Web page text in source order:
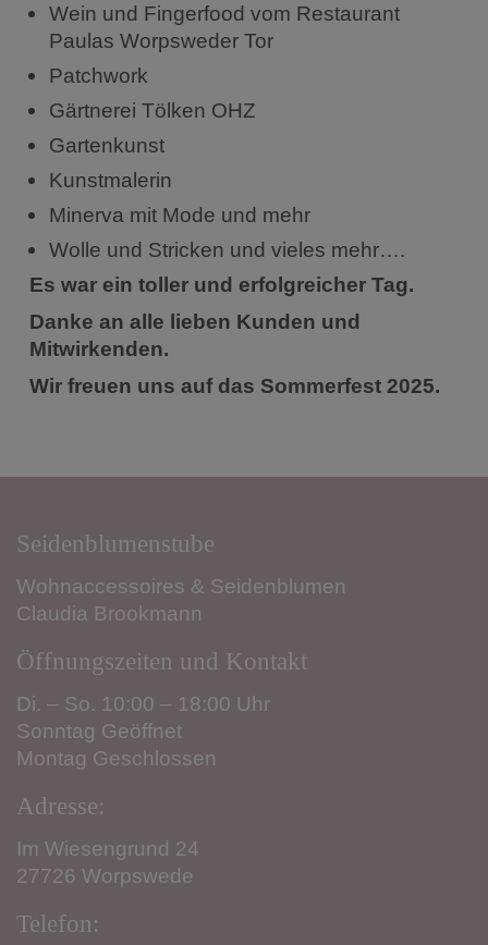
Wein und Fingerfood vom Restaurant
Paulas Worpsweder Tor
Patchwork
Gärtnerei Tölken OHZ
Gartenkunst
Kunstmalerin
Minerva mit Mode und mehr
Wolle und Stricken und vieles mehr….
Es war ein toller und erfolgreicher Tag.
Danke an alle lieben Kunden und
Mitwirkenden.
Wir freuen uns auf das Sommerfest 2025.
Seidenblumenstube
Wohnaccessoires & Seidenblumen
Claudia Brookmann
Öffnungszeiten und Kontakt
Di. – So. 10:00 – 18:00 Uhr
Sonntag Geöffnet
Montag Geschlossen
Adresse:
Im Wiesengrund 24
27726 Worpswede
Telefon: